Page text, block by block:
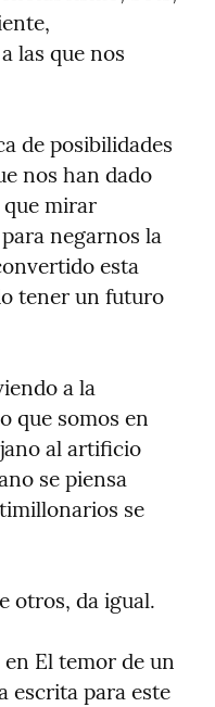
las que nos
de posibilidades
nos han dado
mirar
negarnos la
esta
tener un futuro
a la
que somos en
al artificio
se piensa
se
otros, da igual.
El temor de un
escrita para este